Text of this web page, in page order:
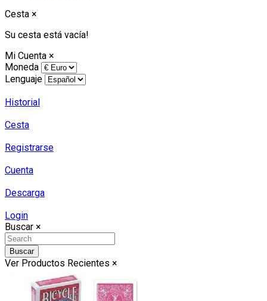
Cesta ×
Su cesta está vacía!
Mi Cuenta ×
Moneda
Lenguaje
Historial
Cesta
Registrarse
Cuenta
Descarga
Login
Buscar ×
Buscar
Ver Productos Recientes ×